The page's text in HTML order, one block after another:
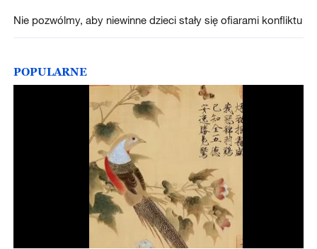
Nie pozwólmy, aby niewinne dzieci stały się ofiarami konfliktu
POPULARNE